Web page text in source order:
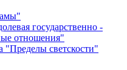
государственно -
отношения"
"Пределы светскости"